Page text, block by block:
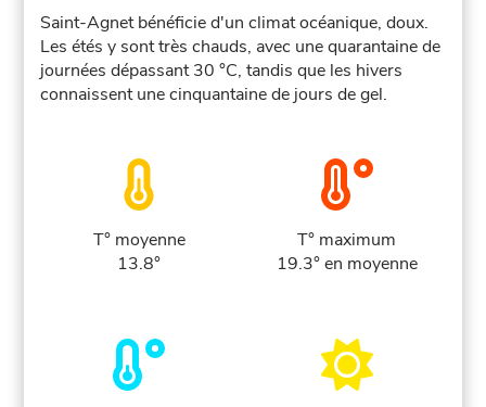
Saint-Agnet bénéficie d'un climat océanique, doux.
Les étés y sont très chauds, avec une quarantaine de
journées dépassant 30 °C, tandis que les hivers
connaissent une cinquantaine de jours de gel.
T° moyenne
13.8°
T° maximum
19.3° en moyenne